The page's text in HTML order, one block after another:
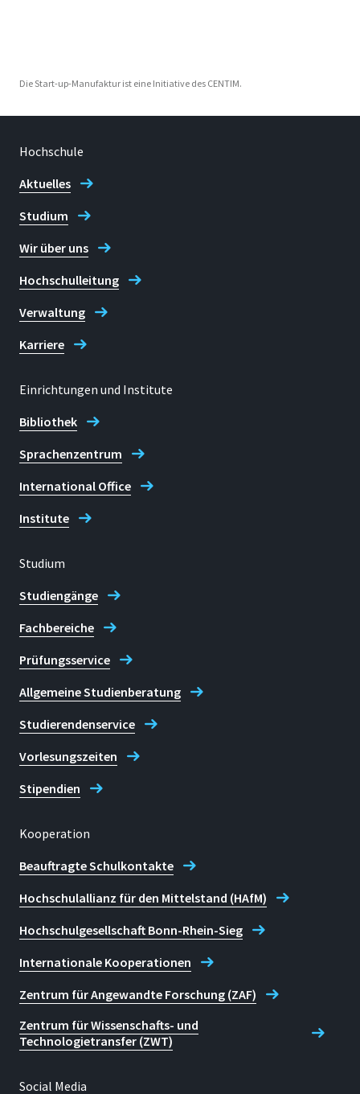
Die Start-up-Manufaktur ist eine Initiative des CENTIM.
Hochschule
Aktuelles
Studium
Wir über uns
Hochschulleitung
Verwaltung
Karriere
Einrichtungen und Institute
Bibliothek
Sprachenzentrum
International Office
Institute
Studium
Studiengänge
Fachbereiche
Prüfungsservice
Allgemeine Studienberatung
Studierendenservice
Vorlesungszeiten
Stipendien
Kooperation
Beauftragte Schulkontakte
Hochschulallianz für den Mittelstand (HAfM)
Hochschulgesellschaft Bonn-Rhein-Sieg
Internationale Kooperationen
Zentrum für Angewandte Forschung (ZAF)
Zentrum für Wissenschafts- und
Technologietransfer (ZWT)
Social Media